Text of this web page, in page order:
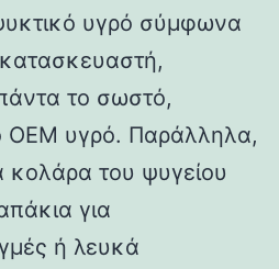
υγρό σύμφωνα
κατασκευαστή,
το σωστό,
OEM υγρό. Παράλληλα,
κολάρα του ψυγείου
για
ή λευκά